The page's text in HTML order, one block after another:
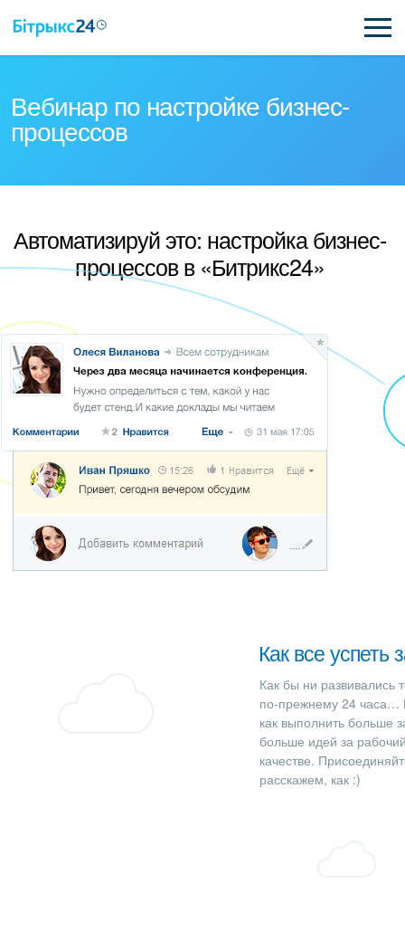
ЦЕНЫ
ПОЛЕЗНОЕ
ПОЛУЧИТЬ БЕСПЛАТНО
ВХОД
Вебинар по настройке бизнес-
процессов
Автоматизируй это: настройка бизнес-
процессов в «Битрикс24»
Как все успеть
Как бы ни развивались
по-прежнему 24
как выполнить больше
больше идей за
качестве.
расскажем, как :)